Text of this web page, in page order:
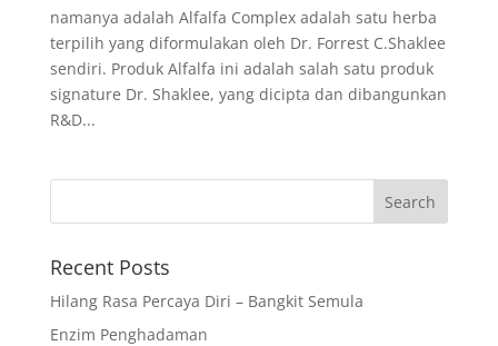
namanya adalah Alfalfa Complex adalah satu herba
terpilih yang diformulakan oleh Dr. Forrest C.Shaklee
sendiri. Produk Alfalfa ini adalah salah satu produk
signature Dr. Shaklee, yang dicipta dan dibangunkan
R&D...
Recent Posts
Hilang Rasa Percaya Diri – Bangkit Semula
Enzim Penghadaman